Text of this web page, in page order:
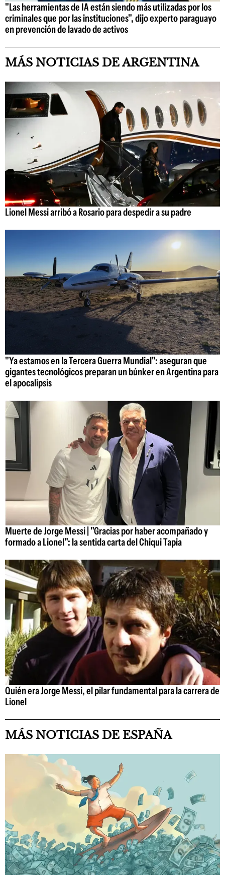
"Las herramientas de IA están siendo más utilizadas por los
criminales que por las instituciones", dijo experto paraguayo
en prevención de lavado de activos
MÁS NOTICIAS DE ARGENTINA
Lionel Messi arribó a Rosario para despedir a su padre
"Ya estamos en la Tercera Guerra Mundial": aseguran que
gigantes tecnológicos preparan un búnker en Argentina para
el apocalipsis
Muerte de Jorge Messi | "Gracias por haber acompañado y
formado a Lionel": la sentida carta del Chiqui Tapia
Quién era Jorge Messi, el pilar fundamental para la carrera de
Lionel
MÁS NOTICIAS DE ESPAÑA